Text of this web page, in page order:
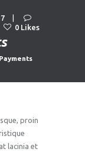
0 Likes
proin
lacinia et